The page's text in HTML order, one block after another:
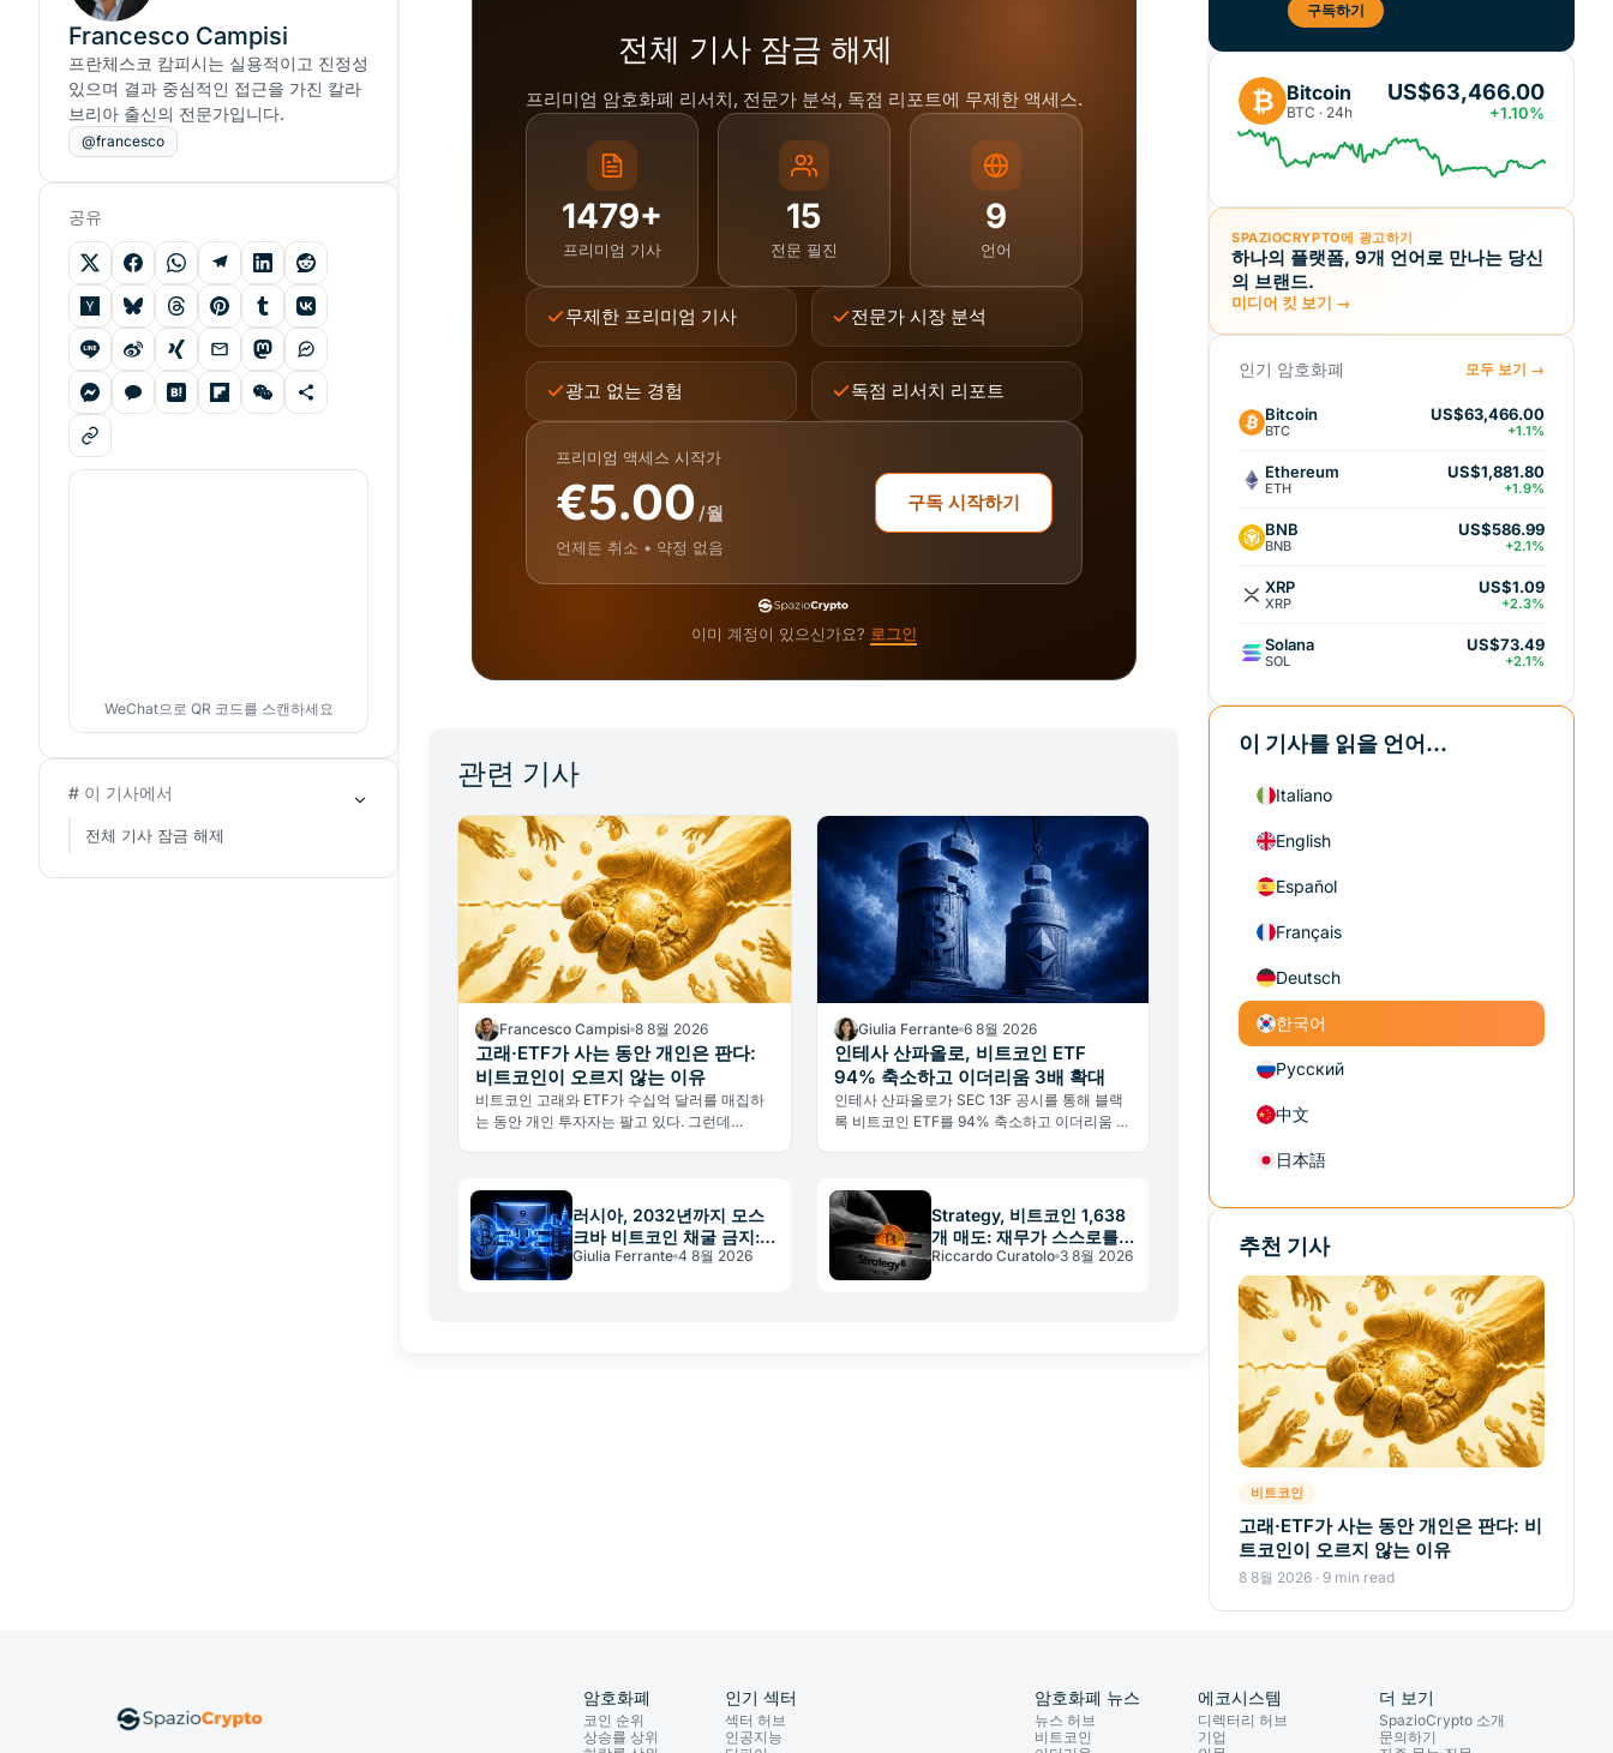
전체 기사 잠금 해제
프리미엄 암호화폐 리서치, 전문가 분석, 독점 리포트에 무제한 액세스.
1479+
프리미엄 기사
15
전문 필진
9
언어
무제한 프리미엄 기사 전문가 시장 분석
광고 없는 경험 독점 리서치 리포트
프리미엄 액세스 시작가
€5.00/월
언제든 취소 • 약정 없음
구독 시작하기
이미 계정이 있으신가요? 로그인
관련 기사
Francesco Campisi 8 8월 2026
고래·ETF가 사는 동안 개인은 판다:
비트코인이 오르지 않는 이유
비트코인 고래와 ETF가 수십억 달러를 매집하
는 동안 개인 투자자는 팔고 있다. 그런데
Giulia Ferrante 6 8월 2026
인테사 산파올로, 비트코인 ETF
94% 축소하고 이더리움 3배 확대
인테사 산파올로가 SEC 13F 공시를 통해 블랙
록 비트코인 ETF를 94% 축소하고 이더리움 펀
러시아, 2032년까지 모스
크바 비트코인 채굴 금지:
전력망이 우선
Giulia Ferrante 4 8월 2026
Strategy, 비트코인 1,638
개 매도: 재무가 스스로를
지탱하다
Riccardo Curatolo 3 8월 2026
Francesco Campisi
프란체스코 캄피시는 실용적이고 진정성
있으며 결과 중심적인 접근을 가진 칼라
브리아 출신의 전문가입니다.
@francesco
공유
WeChat으로 QR 코드를 스캔하세요
# 이 기사에서
전체 기사 잠금 해제
구독하기
₿ Bitcoin
BTC · 24h
US$63,466.00
+1.10%
SPAZIOCRYPTO에 광고하기
하나의 플랫폼, 9개 언어로 만나는 당신
의 브랜드.
미디어 킷 보기 →
인기 암호화폐 모두 보기 →
Bitcoin
BTC
US$63,466.00
+1.1%
Ethereum
ETH
US$1,881.80
+1.9%
BNB
BNB
US$586.99
+2.1%
XRP
XRP
US$1.09
+2.3%
Solana
SOL
US$73.49
+2.1%
이 기사를 읽을 언어...
Italiano
English
Español
Français
Deutsch
한국어
Русский
中文
日本語
추천 기사
비트코인
고래·ETF가 사는 동안 개인은 판다: 비
트코인이 오르지 않는 이유
8 8월 2026 · 9 min read
암호화폐
코인 순위
상승률 상위
인기 섹터
섹터 허브
인공지능
암호화폐 뉴스
뉴스 허브
비트코인
에코시스템
디렉터리 허브
기업
더 보기
SpazioCrypto 소개
문의하기